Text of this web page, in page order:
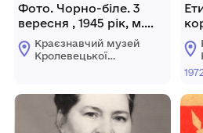
Фото. Чорно-біле. 3
вересня , 1945 рік, м.
Кролевець
Краєзнавчий музей
Кролевецької